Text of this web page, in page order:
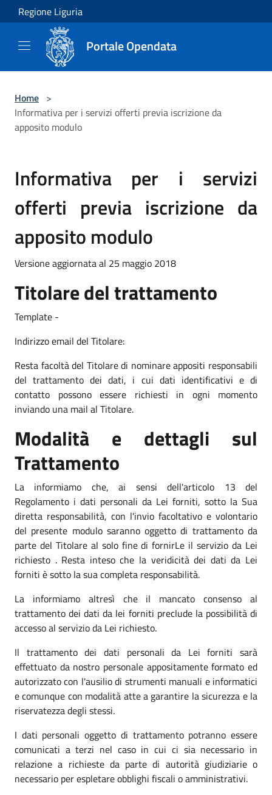
Salta al contenuto principale
Regione Liguria
Portale Opendata
Home >
Informativa per i servizi offerti previa iscrizione da
apposito modulo
Informativa per i servizi
offerti previa iscrizione da
apposito modulo
Versione aggiornata al 25 maggio 2018
Titolare del trattamento
Template -
Indirizzo email del Titolare:
Resta facoltà del Titolare di nominare appositi responsabili
del trattamento dei dati, i cui dati identificativi e di
contatto possono essere richiesti in ogni momento
inviando una mail al Titolare.
Modalità e dettagli sul
Trattamento
La informiamo che, ai sensi dell'articolo 13 del
Regolamento i dati personali da Lei forniti, sotto la Sua
diretta responsabilità, con l'invio facoltativo e volontario
del presente modulo saranno oggetto di trattamento da
parte del Titolare al solo fine di fornirLe il servizio da Lei
richiesto . Resta inteso che la veridicità dei dati da Lei
forniti è sotto la sua completa responsabilità.
La informiamo altresì che il mancato consenso al
trattamento dei dati da lei forniti preclude la possibilità di
accesso al servizio da Lei richiesto.
Il trattamento dei dati personali da Lei forniti sarà
effettuato da nostro personale appositamente formato ed
autorizzato con l'ausilio di strumenti manuali e informatici
e comunque con modalità atte a garantire la sicurezza e la
riservatezza degli stessi.
I dati personali oggetto di trattamento potranno essere
comunicati a terzi nel caso in cui ci sia necessario in
relazione a richieste da parte di autorità giudiziarie o
necessario per espletare obblighi fiscali o amministrativi.